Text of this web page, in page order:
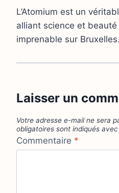
L’Atomium est un
alliant science et
imprenable sur Bruxelles.
Laisser un
Votre adresse e-mail ne sera
obligatoires sont indiqués avec
Commentaire *